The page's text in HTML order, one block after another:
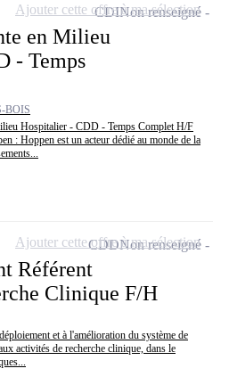
en Milieu
- Temps
BOIS
Hospitalier - CDD - Temps Complet H/F
: Hoppen est un acteur dédié au monde de la
CDINon renseigné
Ajouter cette offre à ma sélection
Référent
Clinique F/H
et à l'amélioration du système de
activités de recherche clinique, dans le
CDDNon renseigné
Ajouter cette offre à ma sélection